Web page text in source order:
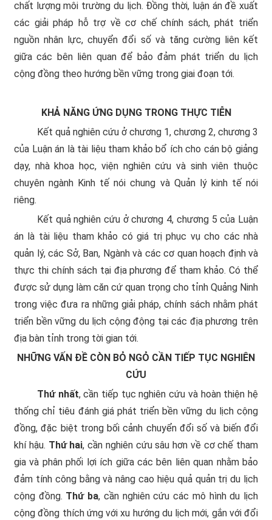
chất lượng môi trường du lịch. Đồng thời, luận án đề xuất
các giải pháp hỗ trợ về cơ chế chính sách, phát triển
nguồn nhân lực, chuyển đổi số và tăng cường liên kết
giữa các bên liên quan để bảo đảm phát triển du lịch
cộng đồng theo hướng bền vững trong giai đoạn tới.
KHẢ NĂNG ỨNG DỤNG TRONG THỰC TIỄN
Kết quả nghiên cứu ở chương 1, chương 2, chương 3
của Luận án là tài liệu tham khảo bổ ích cho cán bộ giảng
dạy, nhà khoa học, viện nghiên cứu và sinh viên thuộc
chuyên ngành Kinh tế nói chung và Quản lý kinh tế nói
riêng.
Kết quả nghiên cứu ở chương 4, chương 5 của Luận
án là tài liệu tham khảo có giá trị phục vụ cho các nhà
quản lý, các Sở, Ban, Ngành và các cơ quan hoạch định và
thực thi chính sách tại địa phương để tham khảo. Có thể
được sử dụng làm căn cứ quan trọng cho tỉnh Quảng Ninh
trong việc đưa ra những giải pháp, chính sách nhằm phát
triển bền vững du lịch cộng động tại các địa phương trên
địa bàn tỉnh trong tời gian tới.
NHỮNG VẤN ĐỀ CÒN BỎ NGỎ CẦN TIẾP TỤC NGHIÊN
CỨU
Thứ nhất, cần tiếp tục nghiên cứu và hoàn thiện hệ
thống chỉ tiêu đánh giá phát triển bền vững du lịch cộng
đồng, đặc biệt trong bối cảnh chuyển đổi số và biến đổi
khí hậu. Thứ hai, cần nghiên cứu sâu hơn về cơ chế tham
gia và phân phối lợi ích giữa các bên liên quan nhằm bảo
đảm tính công bằng và nâng cao hiệu quả quản trị du lịch
cộng đồng. Thứ ba, cần nghiên cứu các mô hình du lịch
cộng đồng thích ứng với xu hướng du lịch mới, gắn với đổi